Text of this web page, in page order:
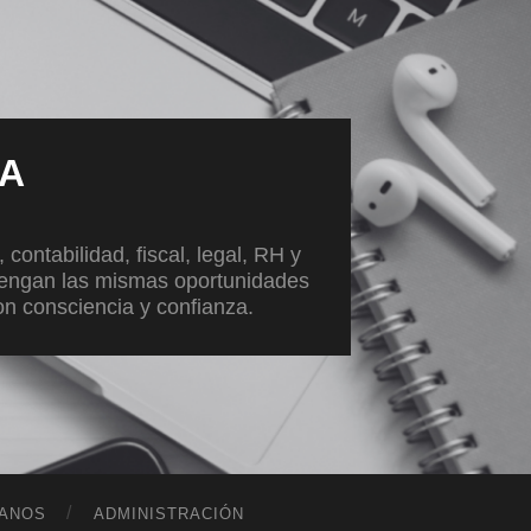
contabilidad, fiscal, legal, RH y
las mismas oportunidades
consciencia y confianza.
ADMINISTRACIÓN